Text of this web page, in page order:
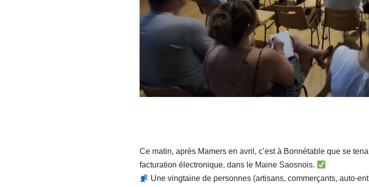
Ce matin, après Mamers en avril, c’est à Bonnétable que se
facturation électronique, dans le Maine Saosnois.
Une vingtaine de personnes (artisans, commerçants, auto-